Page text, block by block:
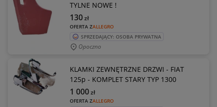
TYLNE NOWE !
OFERTA ZALLEGRO
130zł
SPRZEDAJĄCY: OSOBA PRYWATNA
Opoczno
KLAMKI ZEWNĘTRZNE DRZWI - FIAT
125p - KOMPLET STARY TYP 1300
OFERTA ZALLEGRO
1 000zł